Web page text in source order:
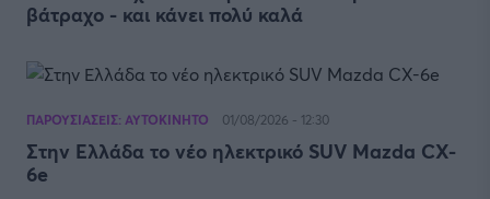
βάτραχο - και κάνει πολύ καλά
ΠΑΡΟΥΣΙΑΣΕΙΣ: ΑΥΤΟΚΙΝΗΤΟ 01/08/2026 - 12:30
Στην Ελλάδα το νέο ηλεκτρικό SUV Mazda CX-
6e